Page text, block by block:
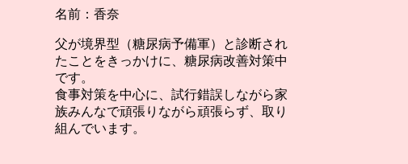
名前：香奈
父が境界型（糖尿病予備軍）と診断され
たことをきっかけに、糖尿病改善対策中
です。
食事対策を中心に、試行錯誤しながら家
族みんなで頑張りながら頑張らず、取り
組んでいます。